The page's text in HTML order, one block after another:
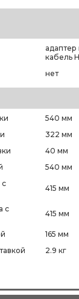
адаптер
кабель
нет
540 мм
322 мм
40 мм
540 мм
с
415 мм
с
415 мм
165 мм
2.9 кг